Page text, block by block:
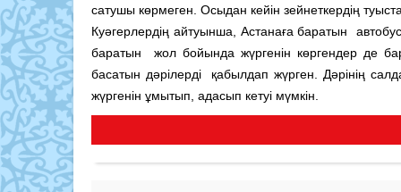
сатушы көрмеген. Осыдан кейін зейнеткердің
Куәгерлердің айтуынша, Астанаға баратын
баратын жол бойында жүргенін көргендер де
басатын дәрілерді қабылдап жүрген. Дәрінің
жүргенін ұмытып, адасып кетуі мүмкін.